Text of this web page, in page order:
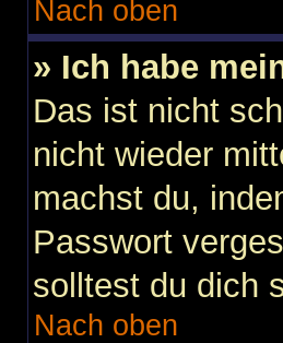
Nach oben
» Ich habe
Das ist nicht
nicht wieder
machst du,
Passwort
solltest du dich
Nach oben